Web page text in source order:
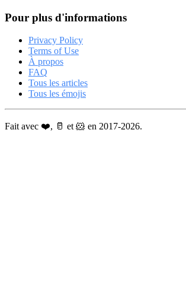
Pour plus d'informations
Privacy Policy
Terms of Use
À propos
FAQ
Tous les articles
Tous les émojis
Fait avec ❤️, 🥛 et 🐹 en 2017-2026.